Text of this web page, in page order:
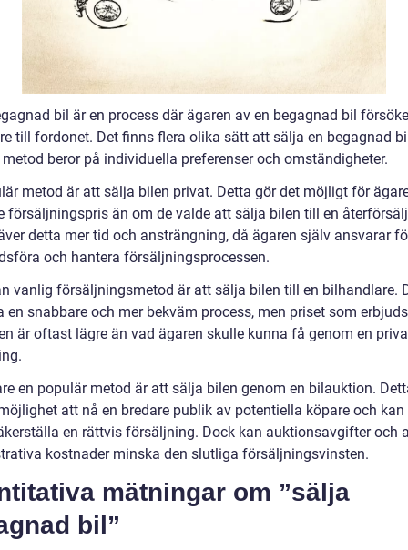
bil är en process där ägaren av en begagnad bil
till fordonet. Det finns flera olika sätt att sälja en begagnad
beror på individuella preferenser och omständigheter.
metod är att sälja bilen privat. Detta gör det möjligt för
försäljningspris än om de valde att sälja bilen till en
detta mer tid och ansträngning, då ägaren själv ansvarar
och hantera försäljningsprocessen.
vanlig försäljningsmetod är att sälja bilen till en bilhandlare.
en snabbare och mer bekväm process, men priset som
är oftast lägre än vad ägaren skulle kunna få genom en
en populär metod är att sälja bilen genom en bilauktion.
att nå en bredare publik av potentiella köpare och
en rättvis försäljning. Dock kan auktionsavgifter och
kostnader minska den slutliga försäljningsvinsten.
mätningar om ”sälja
bil”